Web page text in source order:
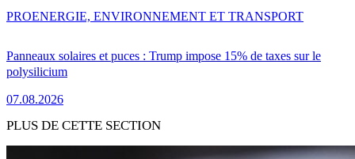
Panneaux solaires et puces : Trump impose 15% de taxes sur le
polysilicium
07.08.2026
PROENERGIE, ENVIRONNEMENT ET TRANSPORT
PLUS DE CETTE SECTION